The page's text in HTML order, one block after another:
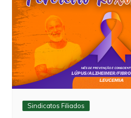
Sindicatos Filiados